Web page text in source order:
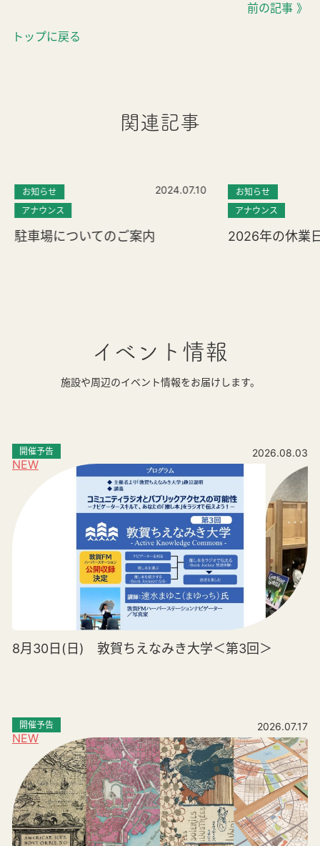
トップに戻る
前の記事 》
関連記事
お知らせ
アナウンス
2024.07.10
駐車場についてのご案内
お知らせ
アナウンス
2026年の休業
イベント情報
施設や周辺のイベント情報をお届けします。
NEW
開催予告 2026.08.03
8月30日(日) 敦賀ちえなみき大学＜第3回＞
NEW
開催予告 2026.07.17